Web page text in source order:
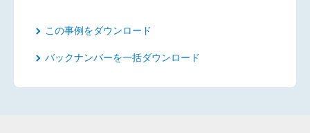
この事例をダウンロード
バックナンバーを一括ダウンロード